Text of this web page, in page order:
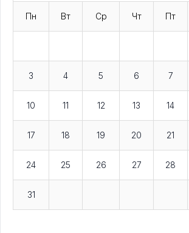
Пн Вт Ср Чт Пт
3 4 5 6 7
10 11 12 13 14
17 18 19 20 21
24 25 26 27 28
31